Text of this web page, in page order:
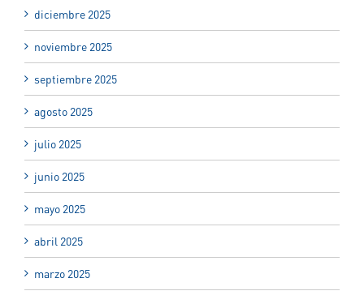
diciembre 2025
noviembre 2025
septiembre 2025
agosto 2025
julio 2025
junio 2025
mayo 2025
abril 2025
marzo 2025